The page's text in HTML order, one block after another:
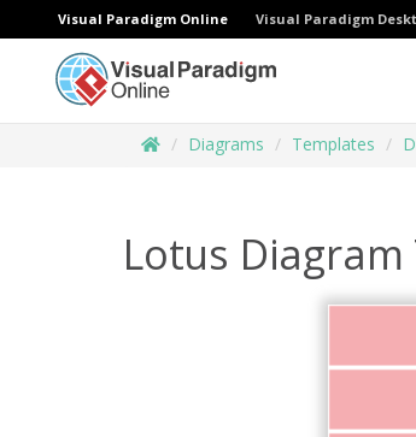
Visual Paradigm Online Visual Paradigm
Diagrams Templates
Lotus